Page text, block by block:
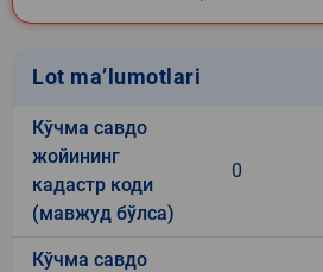
Lot ma’lumotlari
Кўчма савдо
жойининг
кадастр коди
(мавжуд бўлса)
0
Кўчма савдо